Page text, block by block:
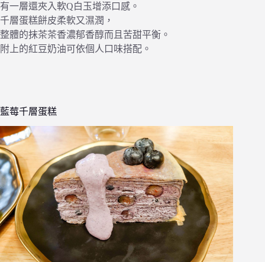
有一層還夾入軟Q白玉增添口感。
千層蛋糕餅皮柔軟又濕潤，
整體的抹茶茶香濃郁香醇而且苦甜平衡。
附上的紅豆奶油可依個人口味搭配。
藍莓千層蛋糕